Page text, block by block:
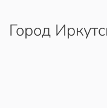
Перейти к
Город